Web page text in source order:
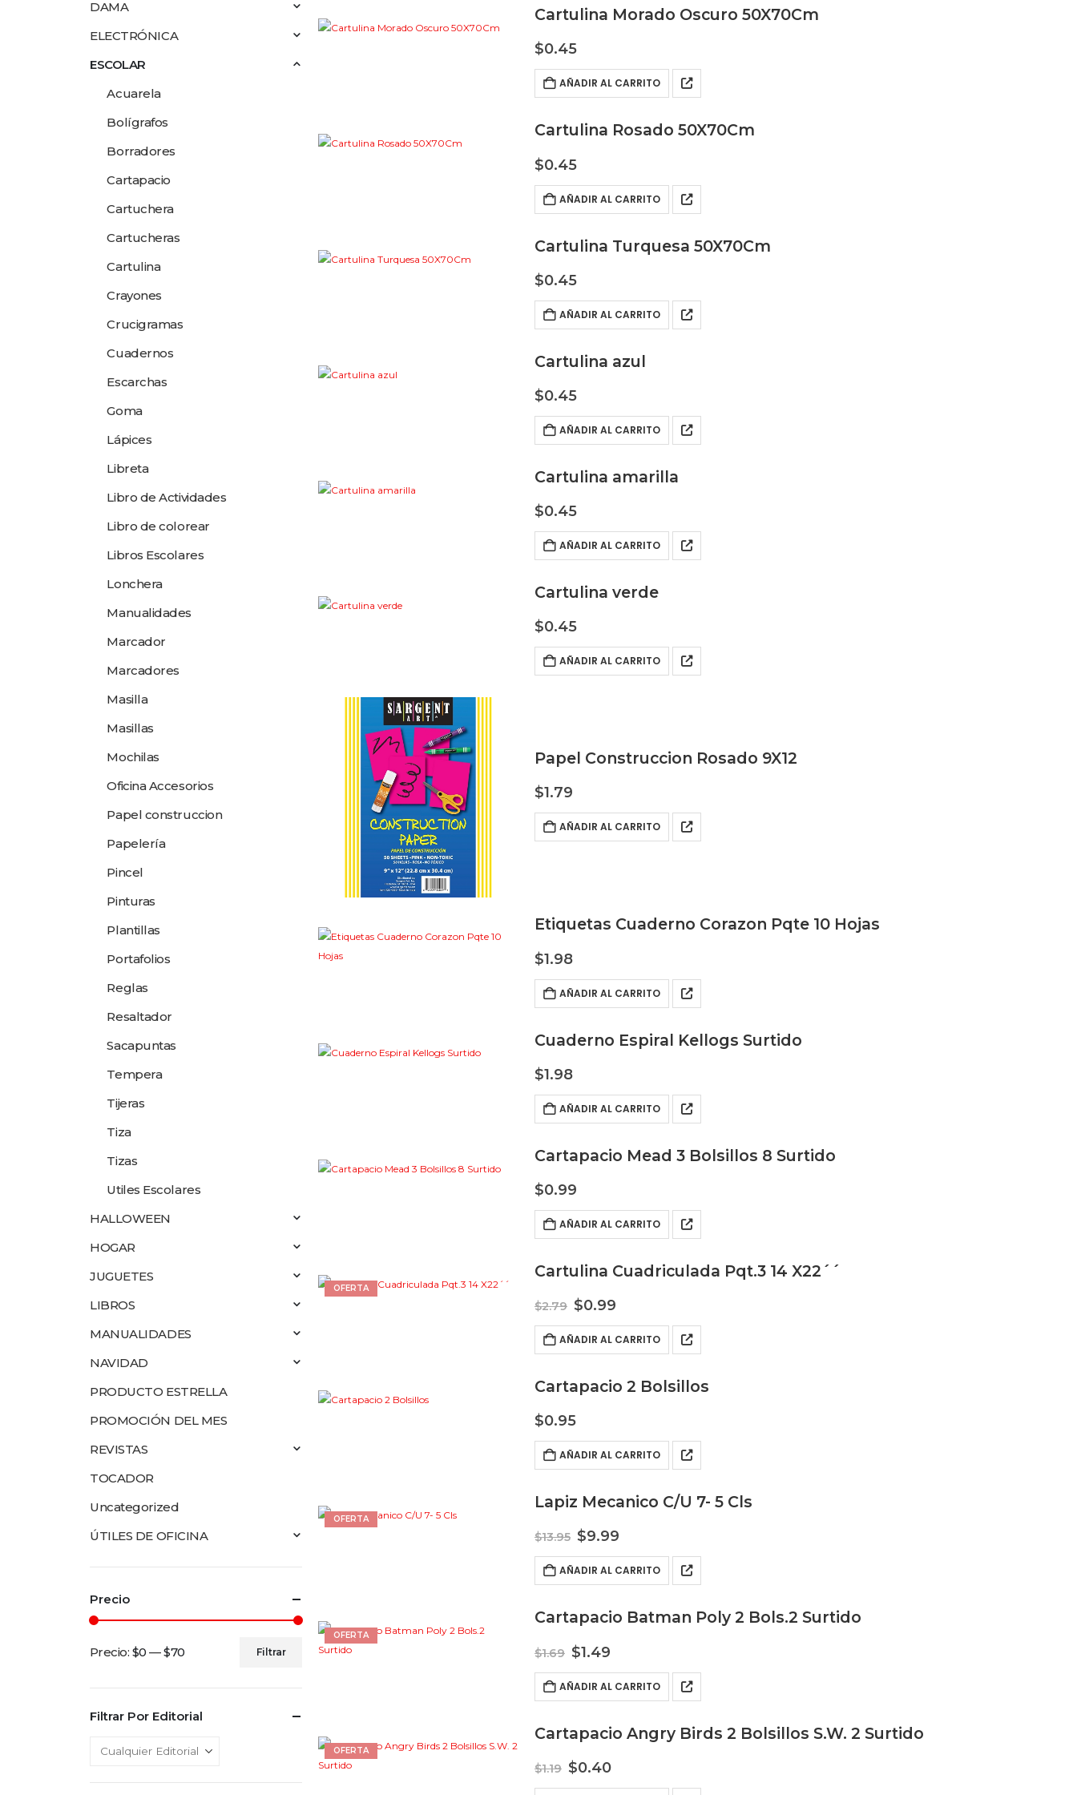
Cartulina Morado Oscuro 50X70Cm
$0.45
AÑADIR AL CARRITO
Cartulina Rosado 50X70Cm
$0.45
AÑADIR AL CARRITO
Cartulina Turquesa 50X70Cm
$0.45
AÑADIR AL CARRITO
Cartulina azul
$0.45
AÑADIR AL CARRITO
Cartulina amarilla
$0.45
AÑADIR AL CARRITO
Cartulina verde
$0.45
AÑADIR AL CARRITO
Papel Construccion Rosado 9X12
$1.79
AÑADIR AL CARRITO
Etiquetas Cuaderno Corazon Pqte 10 Hojas
$1.98
AÑADIR AL CARRITO
Cuaderno Espiral Kellogs Surtido
$1.98
AÑADIR AL CARRITO
Cartapacio Mead 3 Bolsillos 8 Surtido
$0.99
AÑADIR AL CARRITO
OFERTA
Cartulina Cuadriculada Pqt.3 14 X22´´
$2.79 El
original
era:
$0.99
actual
es:
AÑADIR AL CARRITO
Cartapacio 2 Bolsillos
$0.95
AÑADIR AL CARRITO
OFERTA
Lapiz Mecanico C/U 7- 5 Cls
$13.95 El
original
era:
$9.99
actual
es:
AÑADIR AL CARRITO
OFERTA
Cartapacio Batman Poly 2 Bols.2 Surtido
$1.69 El
original
era:
$1.49
actual
es:
AÑADIR AL CARRITO
OFERTA
Cartapacio Angry Birds 2 Bolsillos S.W. 2 Surtido
$1.19 El
$0.40El
DAMA
ELECTRÓNICA
ESCOLAR
Acuarela
Bolígrafos
Borradores
Cartapacio
Cartuchera
Cartucheras
Cartulina
Crayones
Crucigramas
Cuadernos
Escarchas
Goma
Lápices
Libreta
Libro de Actividades
Libro de colorear
Libros Escolares
Lonchera
Manualidades
Marcador
Marcadores
Masilla
Masillas
Mochilas
Oficina Accesorios
Papel construccion
Papelería
Pincel
Pinturas
Plantillas
Portafolios
Reglas
Resaltador
Sacapuntas
Tempera
Tijeras
Tiza
Tizas
Utiles Escolares
HALLOWEEN
HOGAR
JUGUETES
LIBROS
MANUALIDADES
NAVIDAD
PRODUCTO ESTRELLA
PROMOCIÓN DEL MES
REVISTAS
TOCADOR
Uncategorized
ÚTILES DE OFICINA
Precio
mínimo
máximo
Filtrar
Precio: $0 —$70
Filtrar Por Editorial